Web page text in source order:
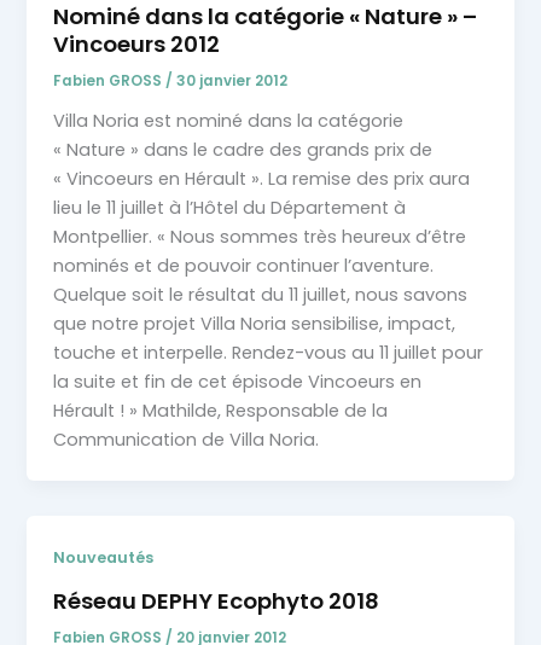
Nominé dans la catégorie « Nature » –
Vincoeurs 2012
Fabien GROSS/30 janvier 2012
Villa Noria est nominé dans la catégorie
« Nature » dans le cadre des grands prix de
« Vincoeurs en Hérault ». La remise des prix aura
lieu le 11 juillet à l’Hôtel du Département à
Montpellier. « Nous sommes très heureux d’être
nominés et de pouvoir continuer l’aventure.
Quelque soit le résultat du 11 juillet, nous savons
que notre projet Villa Noria sensibilise, impact,
touche et interpelle. Rendez-vous au 11 juillet pour
la suite et fin de cet épisode Vincoeurs en
Hérault ! » Mathilde, Responsable de la
Communication de Villa Noria.
Nouveautés
Réseau DEPHY Ecophyto 2018
Fabien GROSS / 20 janvier 2012